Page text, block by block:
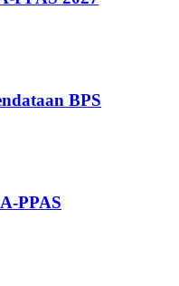
BPS
PPAS